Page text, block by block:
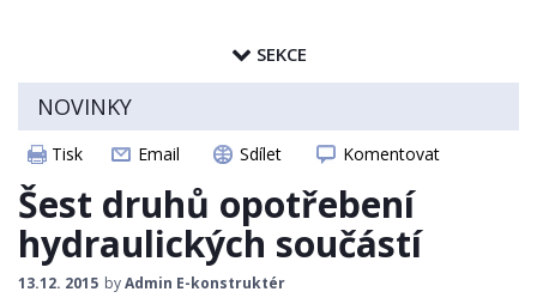
PŘEVODY JEDNOTEK
CAD MODELY
STROJNICKÉ TABULKY
SEKCE
SENZORIKA
ZAJÍMAVOSTI
NOVINKY
Tisk Email Sdílet Komentovat
Šest druhů opotřebení
hydraulických součástí
13.12. 2015 byAdmin E-konstruktér